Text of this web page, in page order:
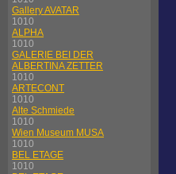
Gallery AVATAR
1010
ALPHA
1010
GALERIE BEI DER
ALBERTINA ZETTER
1010
ARTECONT
1010
Alte Schmiede
1010
Wien Museum MUSA
1010
BEL ETAGE
1010